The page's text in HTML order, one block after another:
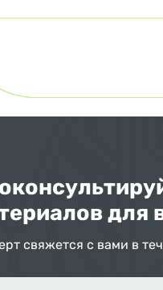
для
свяжется с вами в